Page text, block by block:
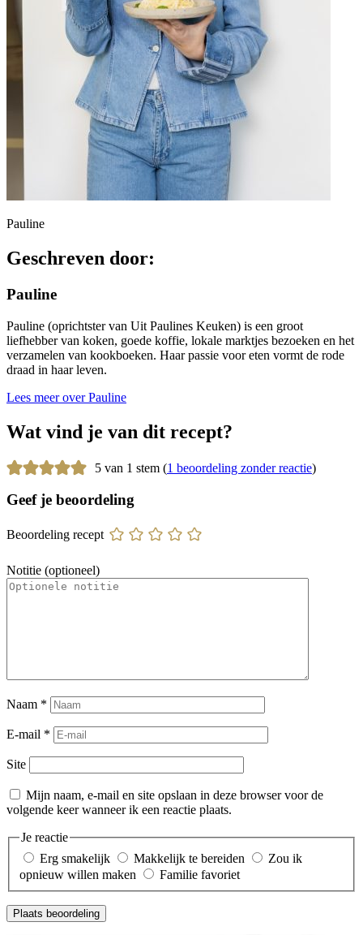
Pauline
Geschreven door:
Pauline
Pauline (oprichtster van Uit Paulines Keuken) is een groot
liefhebber van koken, goede koffie, lokale marktjes bezoeken en het
verzamelen van kookboeken. Haar passie voor eten vormt de rode
draad in haar leven.
Lees meer over Pauline
Wat vind je van dit recept?
5 van 1 stem (1 beoordeling zonder reactie)
Geef je beoordeling
Beoordeling recept
Notitie (optioneel)
Naam *
E-mail *
Site
Mijn naam, e-mail en site opslaan in deze browser voor de
volgende keer wanneer ik een reactie plaats.
Je reactie
Erg smakelijk
Makkelijk te bereiden
Zou ik
opnieuw willen maken
Familie favoriet
Plaats beoordeling